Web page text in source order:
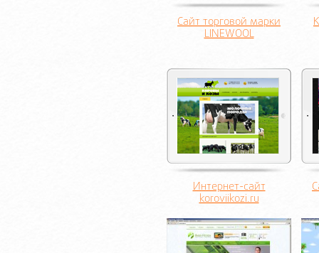
Сайт торговой марки
LINEWOOL
Интернет-сайт
koroviikozi.ru